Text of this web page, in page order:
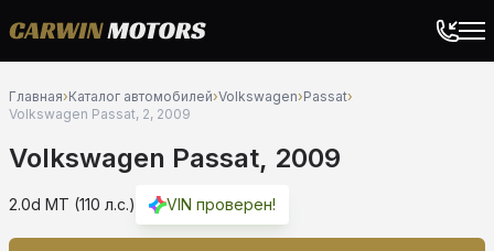
Главная›Каталог автомобилей›Volkswagen›Passat›
Volkswagen Passat, 2, 2009
Volkswagen Passat, 2009
2.0d MT (110 л.с.) VIN проверен!